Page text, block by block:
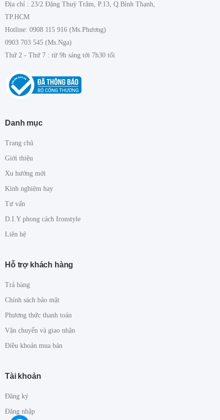
Địa chỉ : 23/2 Đặng Thuỳ Trâm, P.13, Q.Bình Thạnh,
TP.HCM
Hotline: 0908 115 916 (Ms.Phương)
0903 703 545 (Ms.Nga)
Thứ 2 - Thứ 7 : từ 9h sáng tới 7h30 tối
Danh mục
Trang chủ
Giới thiệu
Xu hướng mới
Kinh nghiệm hay
Tư vấn
D.I.Y phong cách Ironstyle
Liên hệ
Hỗ trợ khách hàng
Trả hàng
Chính sách bảo mật
Phương thức thanh toán
Vận chuyển và giao nhận
Điều khoản mua bán
Tài khoản
Đăng ký
Đăng nhập